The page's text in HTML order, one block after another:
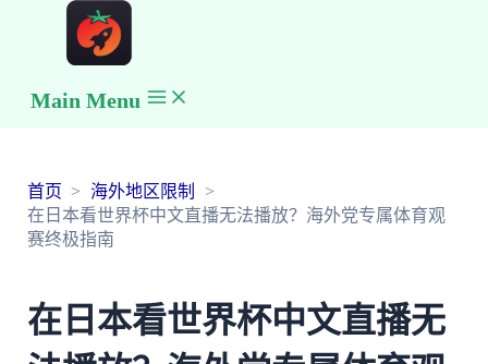
Main Menu
首页
海外地区限制
在日本看世界杯中文直播无法播放？海外党专属体育观
赛终极指南
在日本看世界杯中文直播无